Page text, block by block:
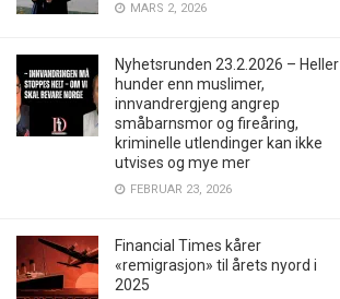
MARS 2, 2026
Nyhetsrunden 23.2.2026 – Heller
hunder enn muslimer,
innvandrergjeng angrep
småbarnsmor og fireåring,
kriminelle utlendinger kan ikke
utvises og mye mer
FEBRUAR 23, 2026
Financial Times kårer
«remigrasjon» til årets nyord i
2025